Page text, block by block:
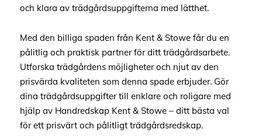
och klara av trädgårdsuppgifterna med lätthet.
Med den billiga spaden från Kent & Stowe får du en
pålitlig och praktisk partner för ditt trädgårdsarbete.
Utforska trädgårdens möjligheter och njut av den
prisvärda kvaliteten som denna spade erbjuder. Gör
dina trädgårdsuppgifter till enklare och roligare med
hjälp av Handredskap Kent & Stowe – ditt bästa val
för ett prisvärt och pålitligt trädgårdsredskap.